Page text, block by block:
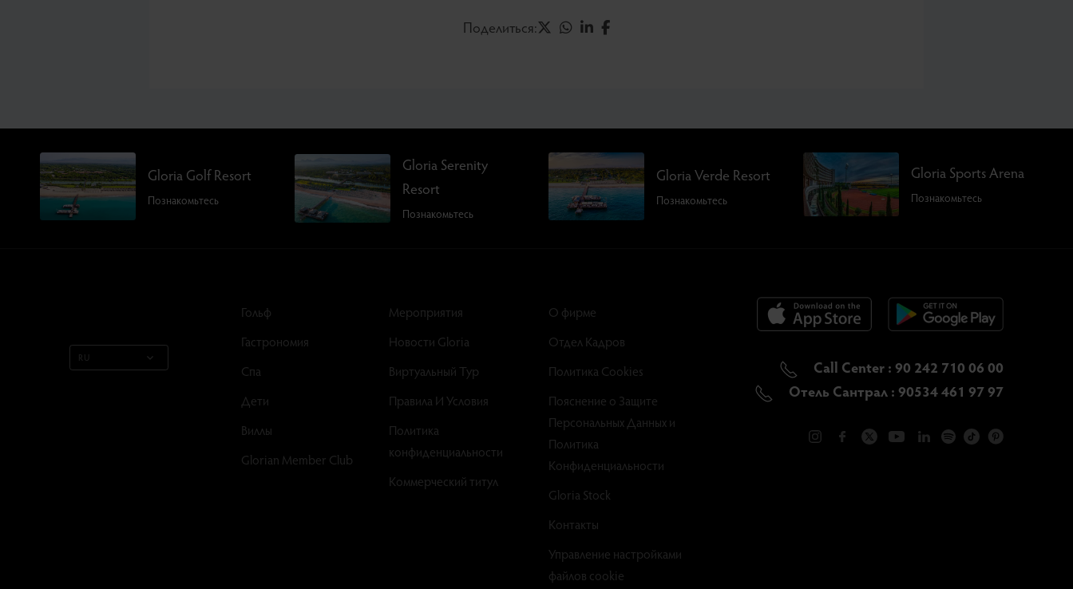
Поделиться:
Gloria Golf Resort
Познакомьтесь
Gloria Serenity
Resort
Познакомьтесь
Gloria Verde Resort
Познакомьтесь
Gloria Sports Arena
Познакомьтесь
RU
Гольф
Гастрономия
Спа
Дети
Виллы
Glorian Member Club
Мероприятия
Новости Gloria
Виртуальный Тур
Правила И Условия
Политика
конфиденциальности
Коммерческий титул
О фирме
Отдел Кадров
Политика Cookies
Пояснение о Защите
Персональных Данных и
Политика
Конфиденциальности
Gloria Stock
Контакты
Управление настройками
файлов cookie
Call Center : 90 242 710 06 00
Отель Сантрал : 90534 461 97 97